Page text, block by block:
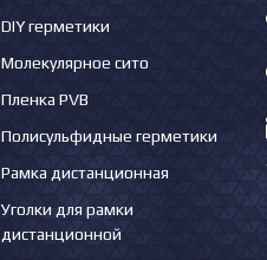
DIY герметики
Молекулярное сито
Пленка PVB
Полисульфидные герметики
Рамка дистанционная
Уголки для рамки
дистанционной